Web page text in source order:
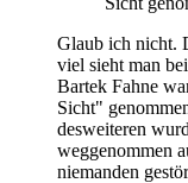
Glaub ich nicht.
viel sieht man
Bartek Fahne
Sicht"
desweiteren
weggenommen
niemanden